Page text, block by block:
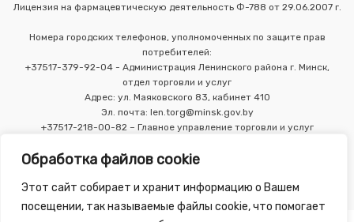
Обработка файлов cookie
Этот сайт собирает и хранит информацию о Вашем
посещении, так называемые файлы cookie, что помогает
Лицензия на фармацевтическую деятельность Ф-788 от 29.06.2007 г.
Номера городских телефонов, уполномоченных по защите прав
потребителей:
+37517-379-92-04 - Администрация Ленинского района г. Минск,
отдел торговли и услуг
Адрес: ул. Маяковского 83, кабинет 410
Эл. почта: len.torg@minsk.gov.by
+37517-218-00-82 – Главное управление торговли и услуг